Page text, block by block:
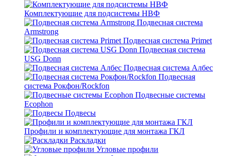
Комплектующие для подсистемы НВФ
Подвесная система
Armstrong
Подвесная система Primet
Подвесная система
USG Donn
Подвесная система Албес
Подвесная
система Рокфон/Rockfon
Подвесные системы
Ecophon
Подвесы
Профили и комплектующие для монтажа ГКЛ
Раскладки
Угловые профили